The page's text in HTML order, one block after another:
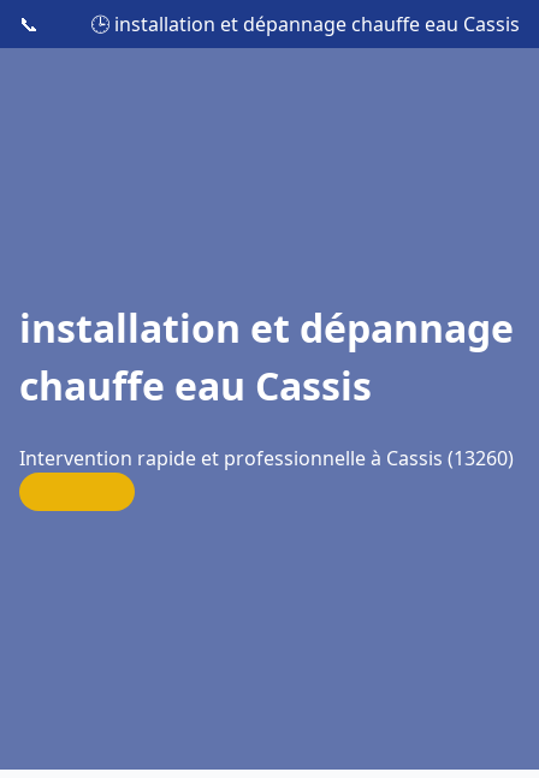
📞 🕒 installation et dépannage chauffe eau Cassis
installation et dépannage
chauffe eau Cassis
Intervention rapide et professionnelle à Cassis (13260)